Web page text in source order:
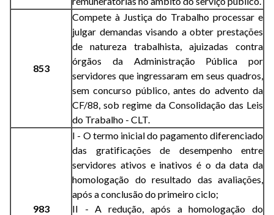
853
Compete à Justiça do Trabalho processar e
julgar demandas visando a obter prestações
de natureza trabalhista, ajuizadas contra
órgãos da Administração Pública por
servidores que ingressaram em seus quadros,
sem concurso público, antes do advento da
CF/88, sob regime da Consolidação das Leis
do Trabalho - CLT.
983
I - O termo inicial do pagamento diferenciado
das gratificações de desempenho entre
servidores ativos e inativos é o da data da
homologação do resultado das avaliações,
após a conclusão do primeiro ciclo;
II - A redução, após a homologação do